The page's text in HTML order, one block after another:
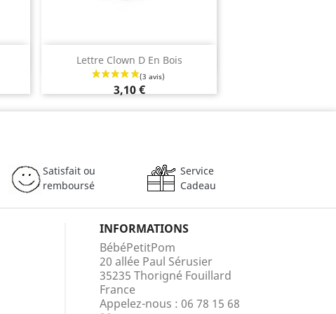
Lettre Clown D En Bois
3,10 €
Aperçu rapide
Satisfait ou
remboursé
Service
Cadeau
INFORMATIONS
BébéPetitPom
20 allée Paul Sérusier
35235 Thorigné Fouillard
France
Appelez-nous : 06 78 15 68